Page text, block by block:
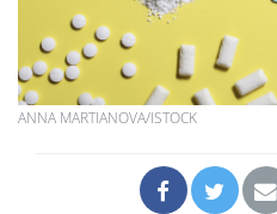
ANNA MARTIANOVA/ISTOCK